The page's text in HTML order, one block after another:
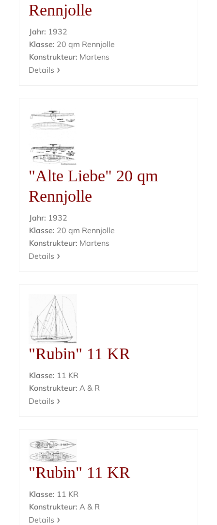
Rennjolle
Jahr: 1932
Klasse: 20 qm Rennjolle
Konstrukteur: Martens
Details
"Alte Liebe" 20 qm
Rennjolle
Jahr: 1932
Klasse: 20 qm Rennjolle
Konstrukteur: Martens
Details
"Rubin" 11 KR
Klasse: 11 KR
Konstrukteur: A & R
Details
"Rubin" 11 KR
Klasse: 11 KR
Konstrukteur: A & R
Details